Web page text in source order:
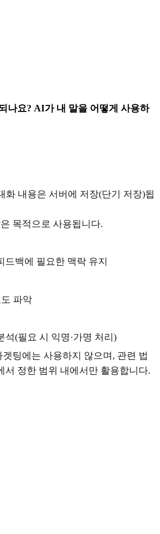
나요? AI가 내 말을 어떻게 사용하
화 내용은 서버에 저장(단기 저장)됩
목적으로 사용됩니다.
드백에 필요한 맥락 유지
파악
석(필요 시 익명·가명 처리)
팅에는 사용하지 않으며, 관련 법
서 정한 범위 내에서만 활용합니다.